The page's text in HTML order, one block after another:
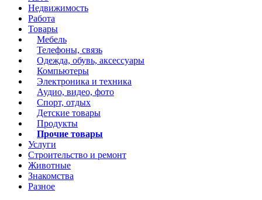
Недвижимость
Работа
Товары
Мебель
Телефоны, связь
Одежда, обувь, аксессуары
Компьютеры
Электроника и техника
Аудио, видео, фото
Спорт, отдых
Детские товары
Продукты
Прочие товары
Услуги
Строительство и ремонт
Животные
Знакомства
Разное